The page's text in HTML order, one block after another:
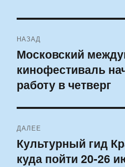
по
записям
НАЗАД
Предыдущая
запись:
Московский
кинофестиваль
работу в четверг
ДАЛЕЕ
Следующая
запись:
Культурный гид
куда пойти 20-26